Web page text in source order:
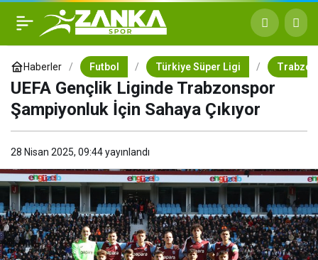
Haberler Futbol Türkiye Süper Ligi
UEFA Gençlik Liginde Trabzonspor
Şampiyonluk İçin Sahaya Çıkıyor
28 Nisan 2025, 09:44yayınlandı
UEFA Gençlik Liginde
Trabzonspor Şampiyonluk
İçin Sahaya Çıkıyor